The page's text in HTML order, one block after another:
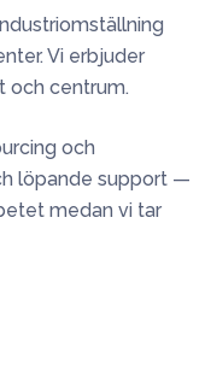
Vi erbjuder
och centrum.
och
löpande support —
medan vi tar